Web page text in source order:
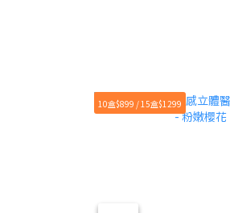
10盒$899 / 15盒$1299